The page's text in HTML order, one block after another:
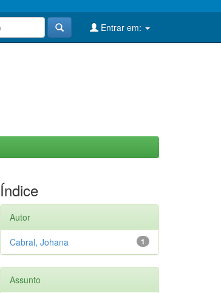
Entrar em:
Índice
Autor
1
Cabral, Johana
Assunto